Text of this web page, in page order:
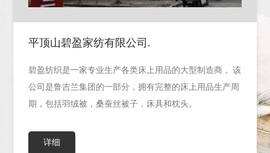
平顶山碧盈家纺有限公司.
碧盈纺织是一家专业生产各类床上用品的大型制造商， 该
公司是鲁吉兰集团的一部分，拥有完整的床上用品生产周
期，包括羽绒被，桑蚕丝被子，床具和枕头。
详细